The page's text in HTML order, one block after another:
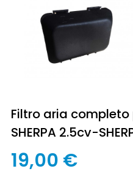
Filtro aria
SHERPA 2.5cv-
19,00 €